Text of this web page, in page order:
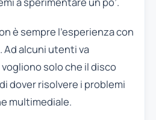
è sempre l’esperienza con
alcuni utenti va
solo che il disco
dover risolvere i problemi
multimediale.